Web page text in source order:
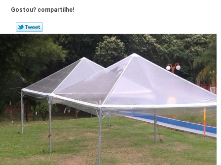
Gostou? compartilhe!